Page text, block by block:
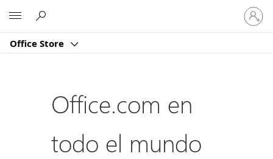
Office Store
Iniciar
sesión
en
cuenta
Office.com en
todo el mundo